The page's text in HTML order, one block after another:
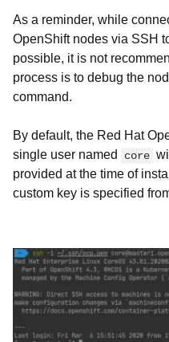
As a reminder, while
OpenShift nodes via SSH
possible, it is not
process is to debug the
command.
By default, the Red Hat
single user named
core
provided at the time of
custom key is specified